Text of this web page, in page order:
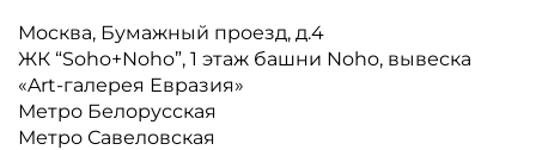
Москва, Бумажный проезд, д.4
ЖК “Soho+Noho”, 1 этаж башни Noho, вывеска
«Art-галерея Евразия»
Метро Белорусская
Метро Савеловская